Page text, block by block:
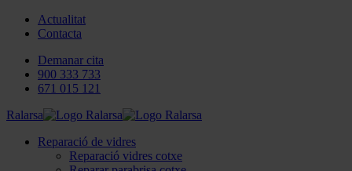
Actualitat
Contacta
Demanar cita
900 333 733
671 015 121
Ralarsa
Reparació de vidres
Reparació vidres cotxe